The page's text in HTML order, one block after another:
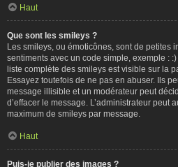
Haut
Que sont les smileys ?
Les smileys, ou émoticônes, sont de petites
sentiments avec un code simple, exemple :
liste complète des smileys est visible sur la
Essayez toutefois de ne pas en abuser. Ils
message illisible et un modérateur peut
d’effacer le message. L’administrateur peut
maximum de smileys par message.
Haut
Puis-je publier des images ?